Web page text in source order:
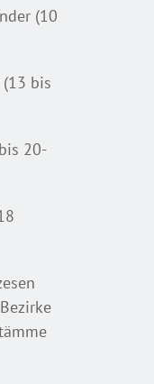
(10
bis
20-